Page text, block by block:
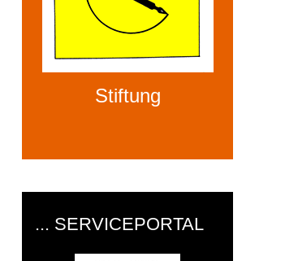
Stiftung
... SERVICEPORTAL